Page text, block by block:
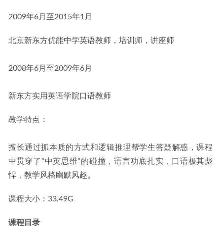
2009年6月至2015年1月
北京新东方优能中学英语教师，培训师，讲座师
2008年6月至2009年6月
新东方实用英语学院口语教师
教学特点：
擅长通过抓本质的方式和逻辑推理帮学生答疑解惑，课程
中贯穿了“中英思维”的碰撞，语言功底扎实，口语极其彪
悍，教学风格幽默风趣。
课程大小：33.49G
课程目录